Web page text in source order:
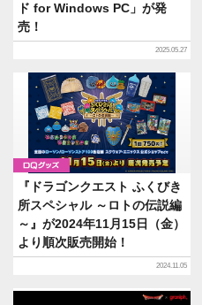
ド for Windows PC」が発
売！
2025.05.27
グッズ
『ドラゴンクエスト ふくびき
所スペシャル ～ロトの伝説編
～』が2024年11月15日（金）
より順次販売開始！
2024.11.05